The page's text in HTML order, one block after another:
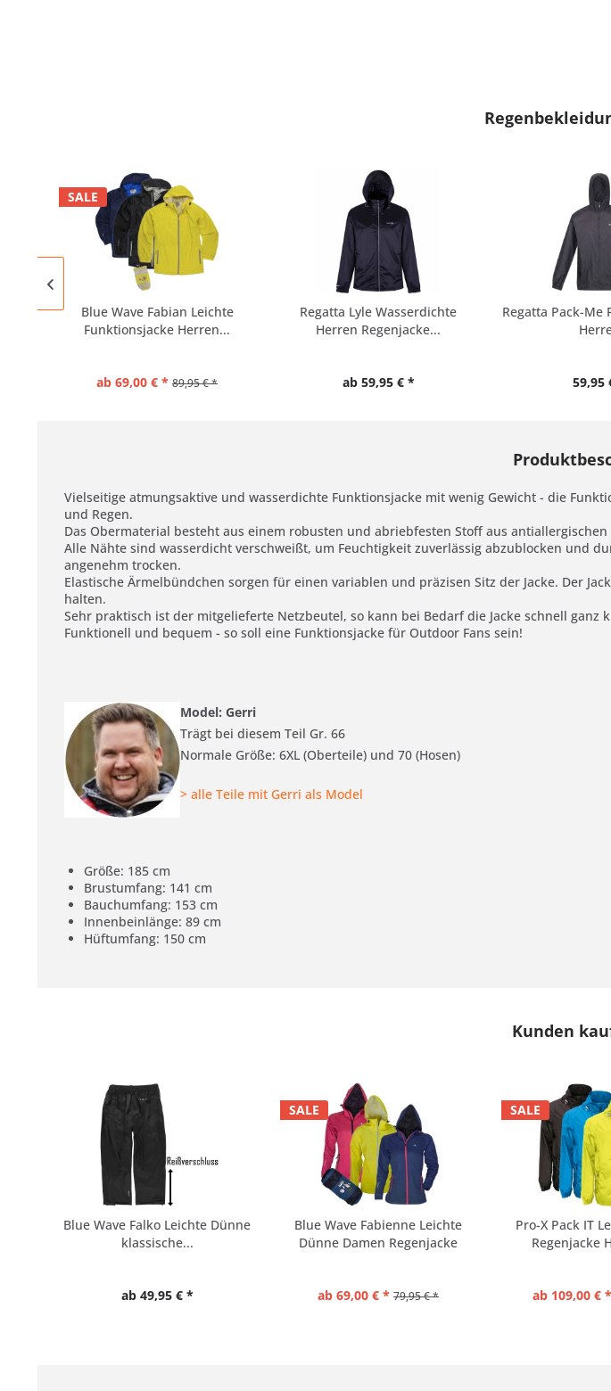
SALE
Blue Wave Fabian Leichte
Funktionsjacke Herren...
ab 69,00 € * 89,95 € *
Regatta Lyle Wasserdichte
Herren Regenjacke...
ab 59,95 € *
Regatta Pack-Me
59,95
Vielseitige atmungsaktive und wasserdichte Funktionsjacke mit wenig Gewicht - die
und Regen.
Das Obermaterial besteht aus einem robusten und abriebfesten Stoff aus
Alle Nähte sind wasserdicht verschweißt, um Feuchtigkeit zuverlässig abzublocken und
angenehm trocken.
Elastische Ärmelbündchen sorgen für einen variablen und präzisen Sitz der Jacke. Der
halten.
Sehr praktisch ist der mitgelieferte Netzbeutel, so kann bei Bedarf die Jacke schnell ganz
Funktionell und bequem - so soll eine Funktionsjacke für Outdoor Fans sein!
Model: Gerri
Trägt bei diesem Teil Gr. 66
Normale Größe: 6XL (Oberteile) und 70 (Hosen)
> alle Teile mit Gerri als Model
Größe: 185 cm
Brustumfang: 141 cm
Bauchumfang: 153 cm
Innenbeinlänge: 89 cm
Hüftumfang: 150 cm
Kunden
Blue Wave Falko Leichte Dünne
klassische...
ab 49,95 € *
SALE
Blue Wave Fabienne Leichte
Dünne Damen Regenjacke
ab 69,00 € * 79,95 € *
SALE
Pro-X Pack IT
Regenjacke
ab 109,00 € *